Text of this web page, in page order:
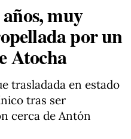
muy
por un
Atocha
trasladada en estado
tras ser
cerca de Antón